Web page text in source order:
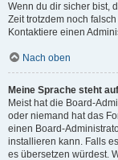
Wenn du dir sicher bist,
Zeit trotzdem noch
Kontaktiere einen
Nach oben
Meine Sprache steht
Meist hat die Board-
oder niemand hat das
einen Board-
installieren kann. Falls
es übersetzen würdest.